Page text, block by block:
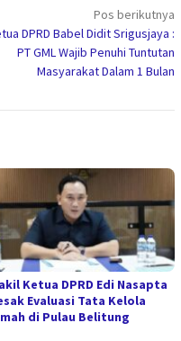
Pos berikutnya
DPRD Babel Didit Srigusjaya :
PT GML Wajib Penuhi Tuntutan
Masyarakat Dalam 1 Bulan
Ketua DPRD Edi Nasapta
Evaluasi Tata Kelola
di Pulau Belitung